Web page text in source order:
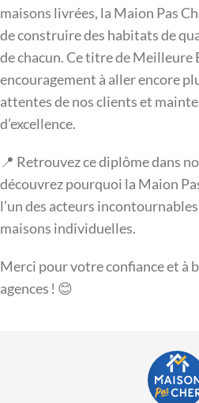
maisons livrées, la Maion Pas
de construire des habitats de
de chacun. Ce titre de Meilleure
encouragement à aller encore
attentes de nos clients et
d’excellence.
📍 Retrouvez ce diplôme dans
découvrez pourquoi la Maion
l’un des acteurs
maisons individuelles.
Merci pour votre confiance et à
agences ! 😊